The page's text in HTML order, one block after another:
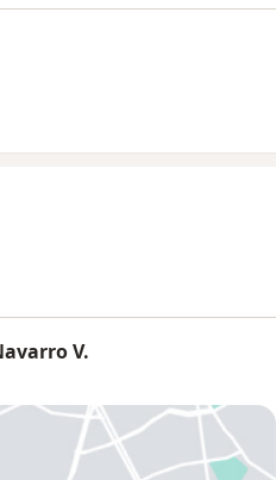
V.
una nueva pestaña